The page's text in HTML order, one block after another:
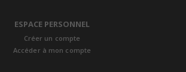
ESPACE PERSONNEL
Créer un compte
Accéder à mon compte